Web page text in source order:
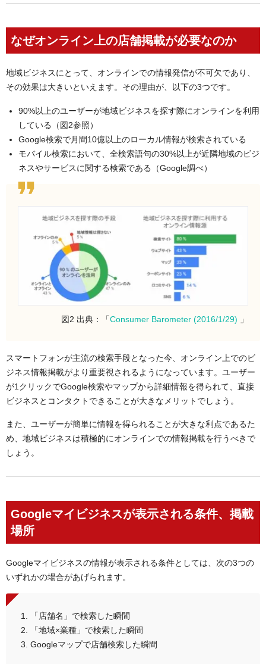
なぜオンライン上の店舗掲載が必要なのか
地域ビジネスにとって、オンラインでの情報発信が不可欠であり、
その効果は大きいといえます。その理由が、以下の3つです。
90%以上のユーザーが地域ビジネスを探す際にオンラインを利用
している（図2参照）
Google検索で月間10億以上のローカル情報が検索されている
モバイル検索において、全検索語句の30%以上が近隣地域のビジ
ネスやサービスに関する検索である（Google調べ）
図2 出典：「Consumer Barometer (2016/1/29) 」
スマートフォンが主流の検索手段となった今、オンライン上でのビ
ジネス情報掲載がより重要視されるようになっています。ユーザー
が1クリックでGoogle検索やマップから詳細情報を得られて、直接
ビジネスとコンタクトできることが大きなメリットでしょう。
また、ユーザーが簡単に情報を得られることが大きな利点であるた
め、地域ビジネスは積極的にオンラインでの情報掲載を行うべきで
しょう。
Googleマイビジネスが表示される条件、掲載
場所
Googleマイビジネスの情報が表示される条件としては、次の3つの
いずれかの場合があげられます。
「店舗名」で検索した瞬間
「地域×業種」で検索した瞬間
Googleマップで店舗検索した瞬間